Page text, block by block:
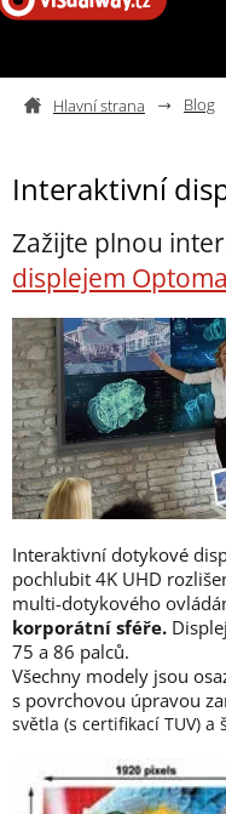
Přejít na obsah
Blog
Interaktivní
Zažijte plnou
displejem Optoma
Interaktivní dotykové
pochlubit 4K UHD
multi-dotykového
korporátní sféře.
75 a 86 palců.
Všechny modely jsou
s povrchovou úpravou
světla (s certifikací TUV)